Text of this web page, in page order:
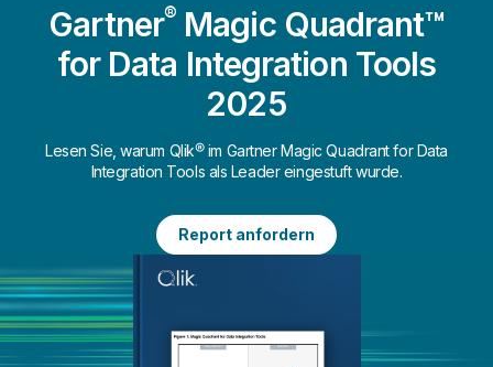
Gartner® Magic Quadrant™
for Data Integration Tools
2025
Lesen Sie, warum Qlik® im Gartner Magic Quadrant for Data
Integration Tools als Leader eingestuft wurde.
Report anfordern